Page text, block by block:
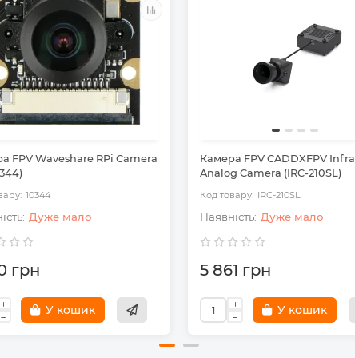
FPV Waveshare RPi Camera
10344
Дуже мало
грн
У кошик
Камера FPV CADDXFPV Infra
Analog Camera (IRC-210SL)
IRC-210SL
Дуже мало
5 861 грн
У кошик